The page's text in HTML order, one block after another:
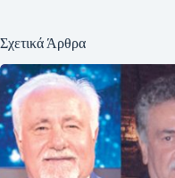
Σχετικά Άρθρα